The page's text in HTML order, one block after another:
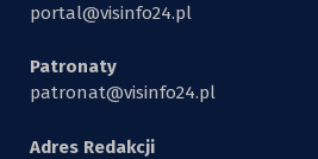
portal@visinfo24.pl
Patronaty
patronat@visinfo24.pl
Adres Redakcji